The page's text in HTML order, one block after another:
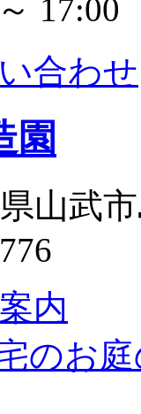
17:00
合わせ
園
山武
内
のお